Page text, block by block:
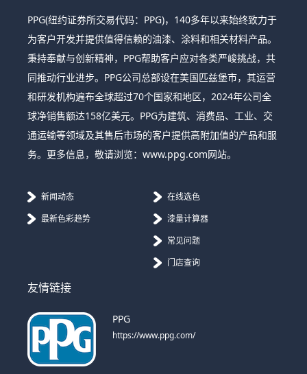
PPG(纽约证券所交易代码：PPG)，140多年以来始终致力于
为客户开发并提供值得信赖的油漆、涂料和相关材料产品。
秉持奉献与创新精神，PPG帮助客户应对各类严峻挑战，共
同推动行业进步。PPG公司总部设在美国匹兹堡市，其运营
和研发机构遍布全球超过70个国家和地区，2024年公司全
球净销售额达158亿美元。PPG为建筑、消费品、工业、交
通运输等领域及其售后市场的客户提供高附加值的产品和服
务。更多信息，敬请浏览：www.ppg.com网站。
新闻动态
最新色彩趋势
在线选色
漆量计算器
常见问题
门店查询
友情链接
PPG
https://www.ppg.com/